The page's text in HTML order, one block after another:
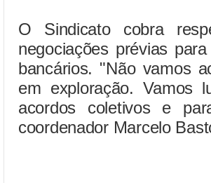
O Sindicato cobra
negociações prévias
bancários. "Não vamos
em exploração. Vamos
acordos coletivos e
coordenador Marcelo